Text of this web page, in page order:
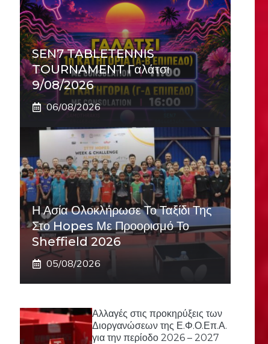
SEN7 TABLETENNIS
TOURNAMENT Γαλάτσι
9/08/2026
06/08/2026
Η Ασία Ολοκλήρωσε Το Ταξίδι Της
Στο Hopes Με Προορισμό Το
Sheffield 2026
05/08/2026
Αλλαγές στις προκηρύξεις των
Διοργανώσεων της Ε.Φ.Ο.Επ.Α.
για την περίοδο 2026 – 2027